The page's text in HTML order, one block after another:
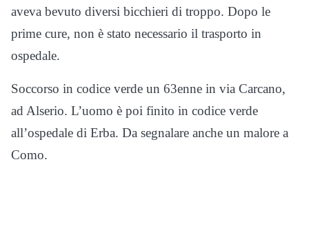
aveva bevuto diversi bicchieri di troppo. Dopo le
prime cure, non è stato necessario il trasporto in
ospedale.
Soccorso in codice verde un 63enne in via Carcano,
ad Alserio. L’uomo è poi finito in codice verde
all’ospedale di Erba. Da segnalare anche un malore a
Como.